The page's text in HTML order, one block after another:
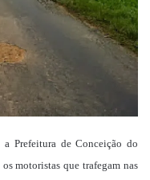
Prefeitura de Conceição do
motoristas que trafegam nas